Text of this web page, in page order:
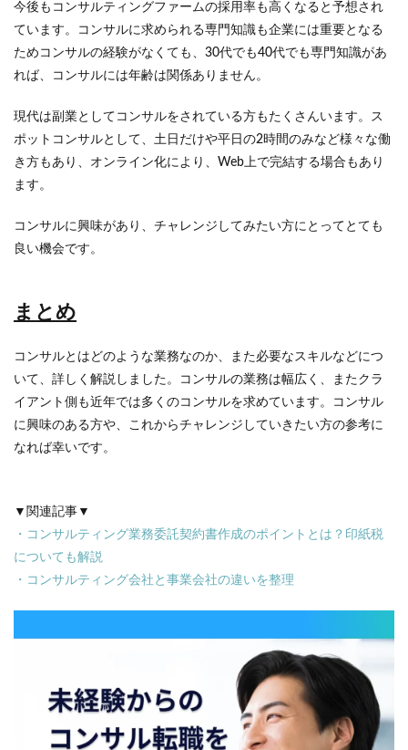
今後もコンサルティングファームの採用率も高くなると予想され
ています。コンサルに求められる専門知識も企業には重要となる
ためコンサルの経験がなくても、30代でも40代でも専門知識があ
れば、コンサルには年齢は関係ありません。
現代は副業としてコンサルをされている方もたくさんいます。ス
ポットコンサルとして、土日だけや平日の2時間のみなど様々な働
き方もあり、オンライン化により、Web上で完結する場合もあり
ます。
コンサルに興味があり、チャレンジしてみたい方にとってとても
良い機会です。
まとめ
コンサルとはどのような業務なのか、また必要なスキルなどにつ
いて、詳しく解説しました。コンサルの業務は幅広く、またクラ
イアント側も近年では多くのコンサルを求めています。コンサル
に興味のある方や、これからチャレンジしていきたい方の参考に
なれば幸いです。
▼関連記事▼
・ コンサルティング業務委託契約書作成のポイントとは？印紙税
についても解説
・ コンサルティング会社と事業会社の違いを整理